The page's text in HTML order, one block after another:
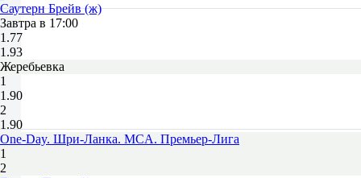
Саутерн Брейв (ж)
Завтра в 17:00
1.77
1.93
Жеребьевка
1
1.90
2
1.90
One-Day. Шри-Ланка. MCA. Премьер-Лига
1
2